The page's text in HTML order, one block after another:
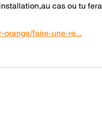
cas ou tu
faire-une-re...